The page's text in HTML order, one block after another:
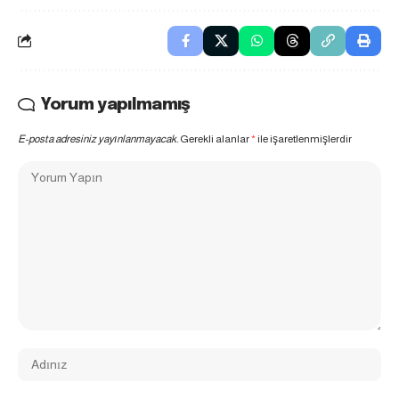
Yorum yapılmamış
E-posta adresiniz yayınlanmayacak. Gerekli alanlar*ile işaretlenmişlerdir